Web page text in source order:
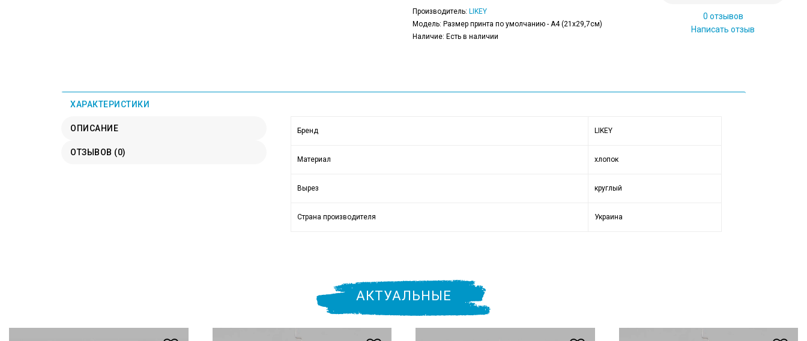
Производитель: LIKEY
Модель: Размер принта по умолчанию - А4 (21x29,7см)
Наличие: Есть в наличии
0 отзывов
Написать отзыв
ХАРАКТЕРИСТИКИ
ОПИСАНИЕ
ОТЗЫВОВ (0)
Бренд LIKEY
Материал хлопок
Вырез круглый
Страна производителя Украина
АКТУАЛЬНЫЕ